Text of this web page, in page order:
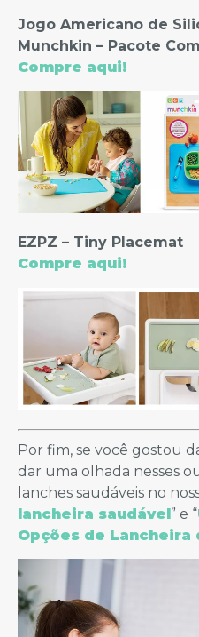
Jogo Americano de
Munchkin – Pacote
Compre aqui!
EZPZ – Tiny Placemat
Compre aqui!
Por fim, se você gostou
dar uma olhada nesses
lanches saudáveis no
lancheira saudável” e “
Opções de Lancheira